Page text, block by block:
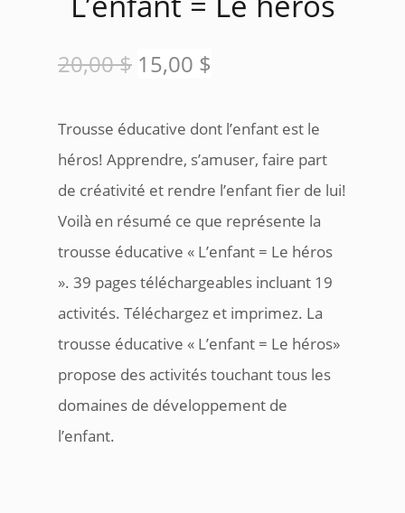
20,00$ Le
initial
était :
20,00 $.
15,00 $
actuel
est :
15,00 $.
Trousse éducative dont l’enfant est le
héros! Apprendre, s’amuser, faire part
de créativité et rendre l’enfant fier de lui!
Voilà en résumé ce que représente la
trousse éducative « L’enfant = Le héros
». 39 pages téléchargeables incluant 19
activités. Téléchargez et imprimez. La
trousse éducative « L’enfant = Le héros»
propose des activités touchant tous les
domaines de développement de
l’enfant.